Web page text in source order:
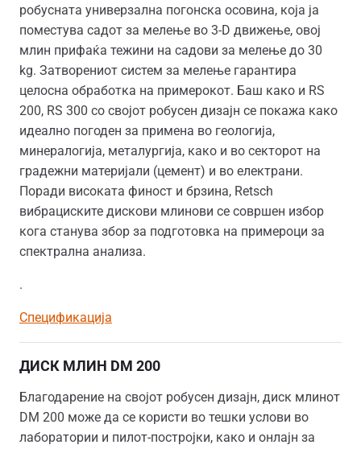
робусната универзална погонска осовина, која ја
поместува садот за мелење во 3-D движење, овој
млин прифаќа тежини на садови за мелење до 30
kg. Затворениот систем за мелење гарантира
целосна обработка на примерокот. Баш како и RS
200, RS 300 со својот робусен дизајн се покажа како
идеално погоден за примена во геологија,
минералогија, металургија, како и во секторот на
градежни материјали (цемент) и во електрани.
Поради високата финост и брзина, Retsch
вибрациските дискови млинови се совршен избор
кога станува збор за подготовка на примероци за
спектрална анализа.
.
Спецификација
ДИСК МЛИН DM 200
Благодарение на својот робусен дизајн, диск млинот
DM 200 може да се користи во тешки услови во
лаборатории и пилот-постројки, како и онлајн за